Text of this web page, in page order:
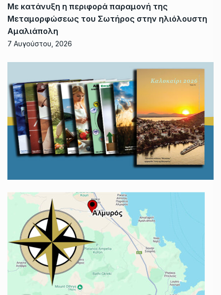
Με κατάνυξη η περιφορά παραμονή της
Μεταμορφώσεως του Σωτήρος στην ηλιόλουστη
Αμαλιάπολη
7 Αυγούστου, 2026